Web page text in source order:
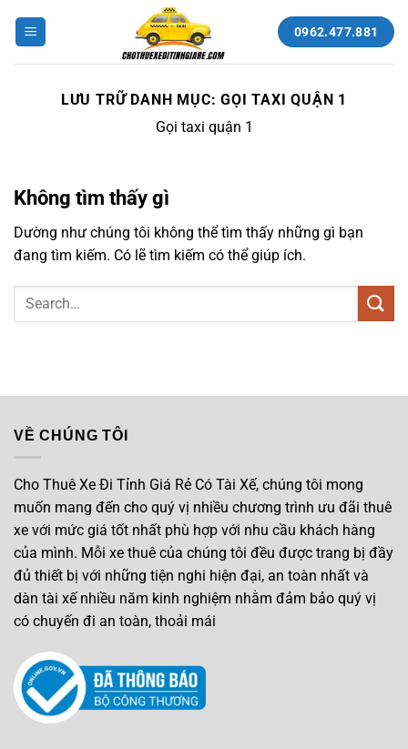
0962.477.881
LƯU TRỮ DANH MỤC:GỌI TAXI QUẬN 1
Gọi taxi quận 1
Không tìm thấy gì
Dường như chúng tôi không thể tìm thấy những gì bạn
đang tìm kiếm. Có lẽ tìm kiếm có thể giúp ích.
VỀ CHÚNG TÔI
Cho Thuê Xe Đi Tỉnh Giá Rẻ Có Tài Xế, chúng tôi mong
muốn mang đến cho quý vị nhiều chương trình ưu đãi thuê
xe với mức giá tốt nhất phù hợp với nhu cầu khách hàng
của mình. Mỗi xe thuê của chúng tôi đều được trang bị đầy
đủ thiết bị với những tiện nghi hiện đại, an toàn nhất và
dàn tài xế nhiều năm kinh nghiệm nhằm đảm bảo quý vị
có chuyến đi an toàn, thoải mái